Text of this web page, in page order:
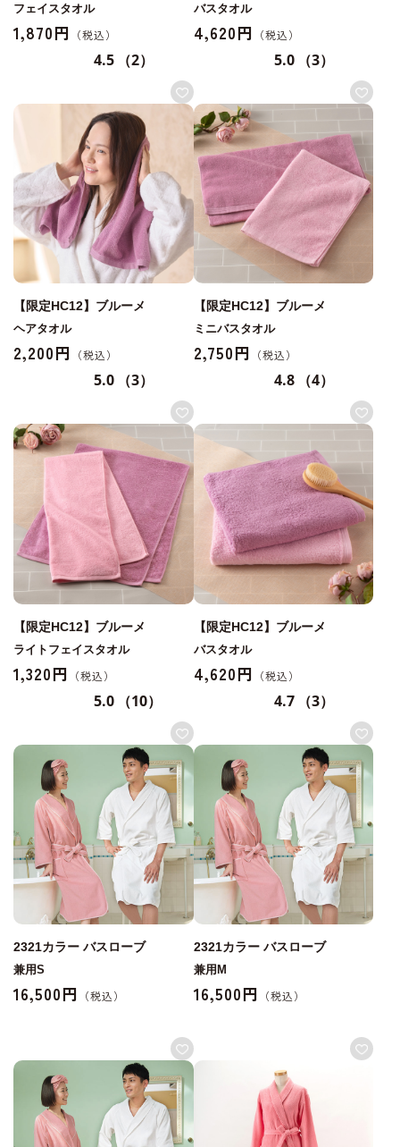
フェイスタオル
1,870円
4.5 （2）
バスタオル
4,620円
5.0 （3）
【限定HC12】ブルーメ
ヘアタオル
2,200円
5.0 （3）
【限定HC12】ブルーメ
ミニバスタオル
2,750円
4.8 （4）
【限定HC12】ブルーメ
ライトフェイスタオル
1,320円
5.0 （10）
【限定HC12】ブルーメ
バスタオル
4,620円
4.7 （3）
2321カラー バスローブ
兼用S
16,500円
2321カラー バスローブ
兼用M
16,500円